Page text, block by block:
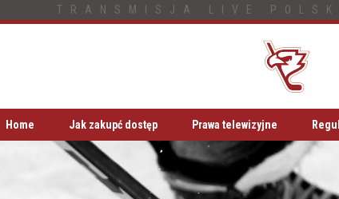
TRANSMISJA LIVE
Home Jak zakupć dostęp Prawa telewizyjne